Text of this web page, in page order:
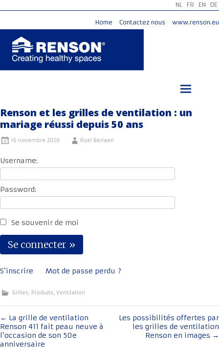
NL FR EN DE
Home Contactez nous www.renson.eu
Renson et les grilles de ventilation : un
mariage réussi depuis 50 ans
16 novembre 2020 Roel Berlaen
Username:
Password:
Se souvenir de moi
S’inscrire Mot de passe perdu ?
Grilles, Produits, Ventilation
Navigation
de
l'article
← La grille de ventilation
Renson 411 fait peau neuve à
l’occasion de son 50e
anniversaire
Les possibilités offertes par
les grilles de ventilation
Renson en images →